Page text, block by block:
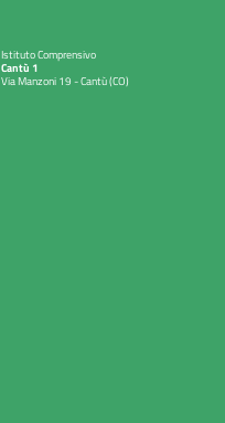
Istituto Comprensivo
Cantù 1
Via Manzoni 19 - Cantù (CO)
— Visita la pagina iniziale della scuola